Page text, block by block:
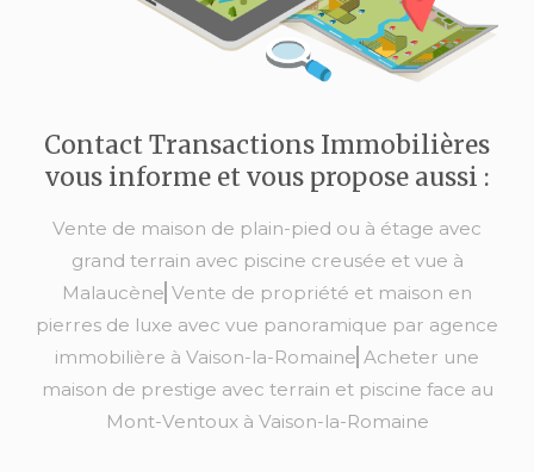
Contact Transactions Immobilières
vous informe et vous propose aussi :
Vente de maison de plain-pied ou à étage avec
grand terrain avec piscine creusée et vue à
Malaucène Vente de propriété et maison en
pierres de luxe avec vue panoramique par agence
immobilière à Vaison-la-Romaine Acheter une
maison de prestige avec terrain et piscine face au
Mont-Ventoux à Vaison-la-Romaine